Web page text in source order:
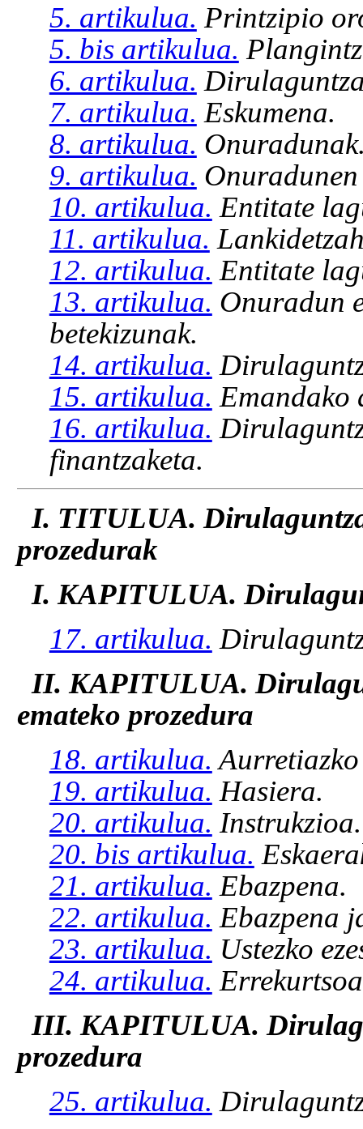
5. artikulua. Printzipio
5. bis artikulua.
6. artikulua.
7. artikulua. Eskumena.
8. artikulua.
9. artikulua.
10. artikulua. Entitate
11. artikulua.
12. artikulua. Entitate
13. artikulua. Onuradun
betekizunak.
14. artikulua.
15. artikulua. Emandako
16. artikulua.
finantzaketa.
I. TITULUA.
prozedurak
I. KAPITULUA.
17. artikulua.
II. KAPITULUA.
emateko prozedura
18. artikulua.
19. artikulua. Hasiera.
20. artikulua. Instrukzioa.
20. bis artikulua.
21. artikulua. Ebazpena.
22. artikulua. Ebazpena
23. artikulua. Ustezko
24. artikulua.
III. KAPITULUA.
prozedura
25. artikulua.